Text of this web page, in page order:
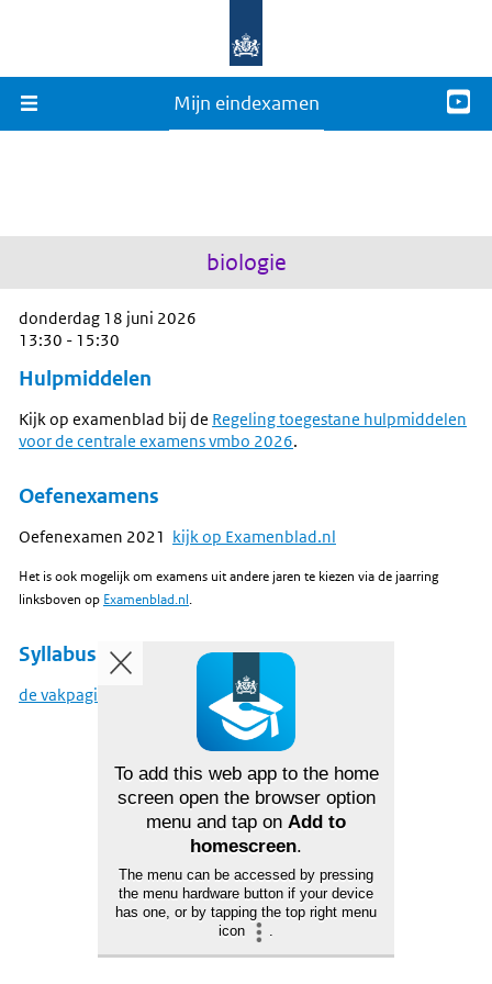
Mijn eindexamen
biologie
donderdag 18 juni 2026
13:30 - 15:30
Hulpmiddelen
Kijk op examenblad bij de Regeling toegestane hulpmiddelen
voor de centrale examens vmbo 2026.
Oefenexamens
Oefenexamen 2021 kijk op Examenblad.nl
Het is ook mogelijk om examens uit andere jaren te kiezen via de jaarring
linksboven op Examenblad.nl.
Syllabus
de vakpagina op examenblad
To add this web app to the home
screen open the browser option
menu and tap on Add to
homescreen.
The menu can be accessed by pressing
the menu hardware button if your device
has one, or by tapping the top right menu
icon
.